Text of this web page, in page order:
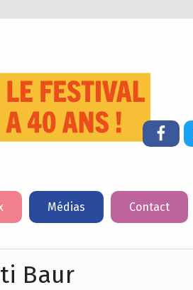
Médias Contact
Baur